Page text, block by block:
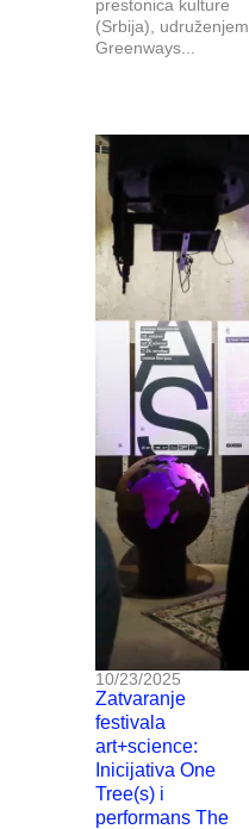
prestonica kulture
(Srbija), udruženjem
Greenways...
10/23/2025
Zatvaranje
festivala
art+science:
Inicijativa One
Tree(s) i
performans The